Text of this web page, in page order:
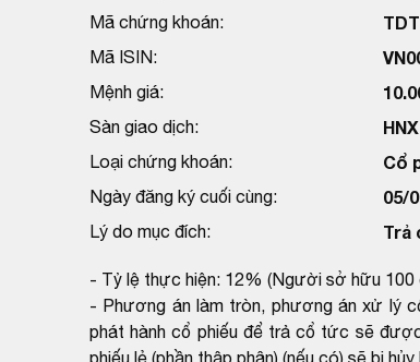
Mã chứng khoán: TDT
Mã ISIN:
Mệnh giá:
Sàn giao dịch: HNX
Loại chứng khoán: Cổ
Ngày đăng ký cuối cùng: 05/
Lý do mục đích: Trả
- Tỷ lệ thực hiện: 12% (Người sở hữu 100
- Phương án làm tròn, phương án xử lý
phát hành cổ phiếu để trả cổ tức sẽ
phiếu lẻ (phần thập phân) (nếu có) sẽ bị